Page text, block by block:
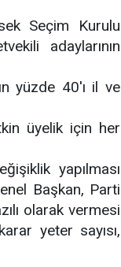
Seçim Kurulu
adaylarının
yüzde 40'ı il ve
üyelik için her
yapılması
Başkan, Parti
olarak vermesi
yeter sayısı,